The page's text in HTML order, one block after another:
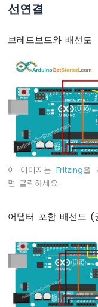
LED
링
지
연
없
이
박
아
두
선연결
브레드보드와 배선도
이 이미지는Fritzing을
면 클릭하세요.
어댑터 포함 배선도 (